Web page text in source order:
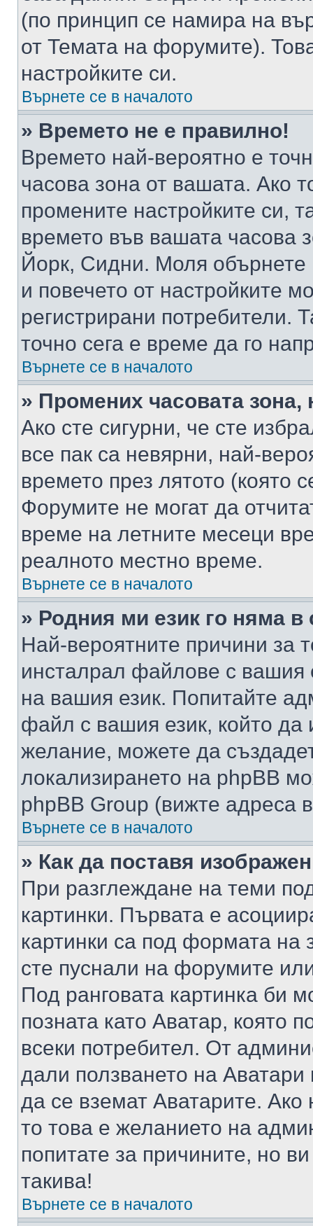
(по принцип се намира на
от Темата на форумите).
настройките си.
Върнете се в началото
» Времето не е правилно!
Времето най-вероятно е
часова зона от вашата. Ако
промените настройките си,
времето във вашата
Йорк, Сидни. Моля обърнете
и повечето от настройките
регистрирани потребители.
точно сега е време да го
Върнете се в началото
» Промених часовата
Ако сте сигурни, че сте
все пак са невярни, най-
времето през лятото (която
Форумите не могат да
време на летните месеци
реалното местно време.
Върнете се в началото
» Родния ми език го няма в
Най-вероятните причини за
инсталрал файлове с вашия
на вашия език. Попитайте
файл с вашия език, който да
желание, можете да
локализирането на phpBB
phpBB Group (вижте адреса
Върнете се в началото
» Как да поставя
При разглеждане на теми
картинки. Първата е
картинки са под формата на
сте пуснали на форумите
Под ранговата картинка би
позната като Аватар, която
всеки потребител. От
дали ползването на
да се вземат Аватарите.
то това е желанието на
попитате за причините, но
такива!
Върнете се в началото